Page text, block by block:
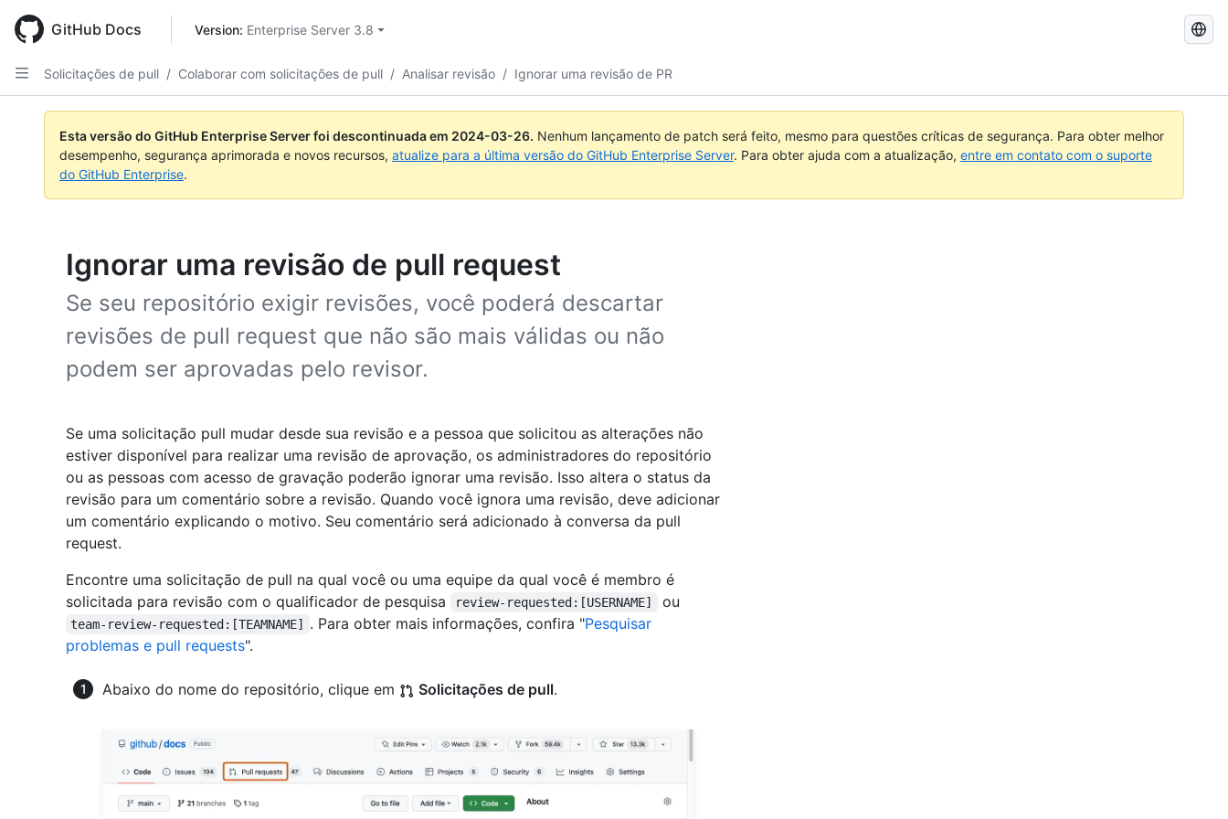
main
content
GitHub Docs Version: Enterprise Server 3.8
Pesquisar
Solicitações de pull / Colaborar com solicitações de pull / Analisar revisão / Ignorar uma revisão de PR
Esta versão do GitHub Enterprise Server foi descontinuada em 2024-03-26. Nenhum lançamento de patch será feito, mesmo para questões críticas de segurança. Para obter melhor
desempenho, segurança aprimorada e novos recursos, atualize para a última versão do GitHub Enterprise Server. Para obter ajuda com a atualização, entre em contato com o suporte
do GitHub Enterprise.
Ignorar uma revisão de pull request
Se seu repositório exigir revisões, você poderá descartar
revisões de pull request que não são mais válidas ou não
podem ser aprovadas pelo revisor.
Se uma solicitação pull mudar desde sua revisão e a pessoa que solicitou as alterações não
estiver disponível para realizar uma revisão de aprovação, os administradores do repositório
ou as pessoas com acesso de gravação poderão ignorar uma revisão. Isso altera o status da
revisão para um comentário sobre a revisão. Quando você ignora uma revisão, deve adicionar
um comentário explicando o motivo. Seu comentário será adicionado à conversa da pull
request.
Encontre uma solicitação de pull na qual você ou uma equipe da qual você é membro é
solicitada para revisão com o qualificador de pesquisa
review-requested:[USERNAME] ou
team-review-requested:[TEAMNAME] . Para obter mais informações, confira "Pesquisar
problemas e pull requests".
Abaixo do nome do repositório, clique em Solicitações de pull.